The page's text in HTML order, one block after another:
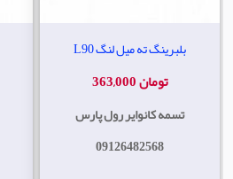
بلبرینگ ته میل لنگ L90
363,000 تومان
تسمه کانوایر رول پارس
09126482568